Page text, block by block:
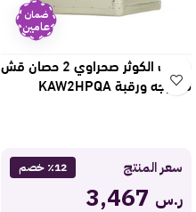
ضمان
عامين
مكيف الكوثر صحراوي 2 حصان قش
مع وجه ورقبة KAW2HPQA
سعر المنتج ٪12 خصم
ر.س